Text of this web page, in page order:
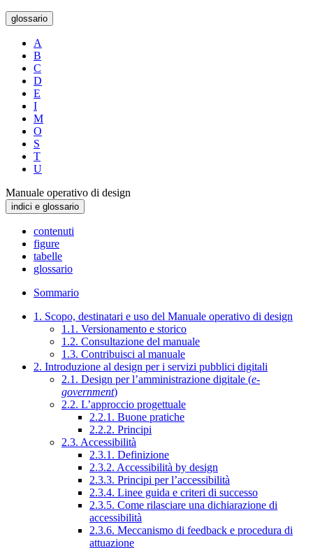
glossario
A
B
C
D
E
I
M
O
S
T
U
Manuale operativo di design
indici e glossario
contenuti
figure
tabelle
glossario
Sommario
1. Scopo, destinatari e uso del Manuale operativo di design
1.1. Versionamento e storico
1.2. Consultazione del manuale
1.3. Contribuisci al manuale
2. Introduzione al design per i servizi pubblici digitali
2.1. Design per l’amministrazione digitale (e-
government)
2.2. L’approccio progettuale
2.2.1. Buone pratiche
2.2.2. Principi
2.3. Accessibilità
2.3.1. Definizione
2.3.2. Accessibilità by design
2.3.3. Principi per l’accessibilità
2.3.4. Linee guida e criteri di successo
2.3.5. Come rilasciare una dichiarazione di
accessibilità
2.3.6. Meccanismo di feedback e procedura di
attuazione